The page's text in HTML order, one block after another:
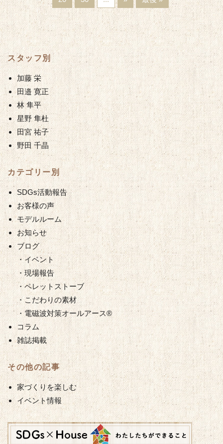
スタッフ別
加藤 栄
田邉 寛正
林 隼平
星野 隼杜
田宮 祐子
野田 千晶
カテゴリー別
SDGs活動報告
お客様の声
モデルルーム
お知らせ
ブログ
・イベント
・現場報告
・ペレットストーブ
・こだわりの素材
・電磁波対策オールアース®︎
コラム
雑誌掲載
その他の記事
家づくりを楽しむ
イベント情報